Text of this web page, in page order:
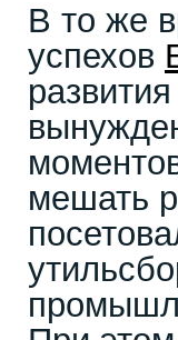
В то же
успехов
мешать